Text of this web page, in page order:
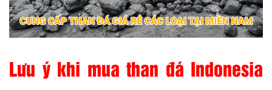
Lưu ý khi mua than đá Indonesia